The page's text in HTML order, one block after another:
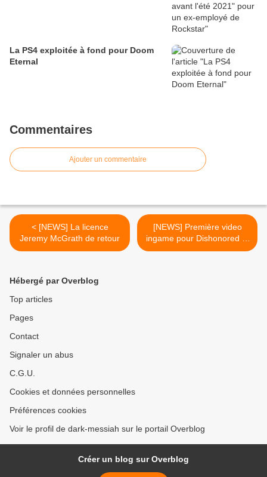
La PS4 exploitée à fond pour Doom
Eternal
Commentaires
Ajouter un commentaire
< [NEWS] La licence
Jeremy McGrath de retour
[NEWS] Première video
ingame pour Dishonored le
prochain jeu de Bethesda
Hébergé par Overblog
Top articles
Pages
Contact
Signaler un abus
C.G.U.
Cookies et données personnelles
Préférences cookies
Voir le profil de dark-messiah sur le portail Overblog
Créer un blog sur Overblog